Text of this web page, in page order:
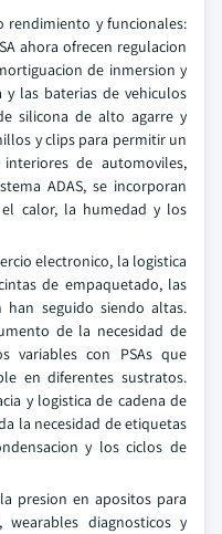
rendimiento y funcionales:
ahora ofrecen regulacion
de inmersion y
las baterias de vehiculos
silicona de alto agarre y
y clips para permitir un
de automoviles,
ADAS, se incorporan
el calor, la humedad y los
electronico, la logistica
de empaquetado, las
seguido siendo altas.
de la necesidad de
variables con PSAs que
en diferentes sustratos.
y logistica de cadena de
la necesidad de etiquetas
y los ciclos de
presion en apositos para
wearables diagnosticos y